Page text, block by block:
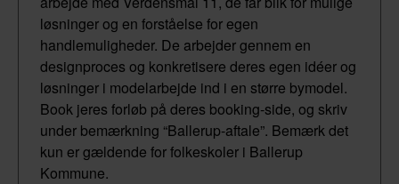
løsninger og en forståelse for egen
handlemuligheder. De arbejder gennem en
designproces og konkretisere deres egen idéer og
løsninger i modelarbejde ind i en større bymodel.
Book jeres forløb på deres booking-side, og skriv
under bemærkning “Ballerup-aftale”. Bemærk det
kun er gældende for folkeskoler i Ballerup
Kommune.